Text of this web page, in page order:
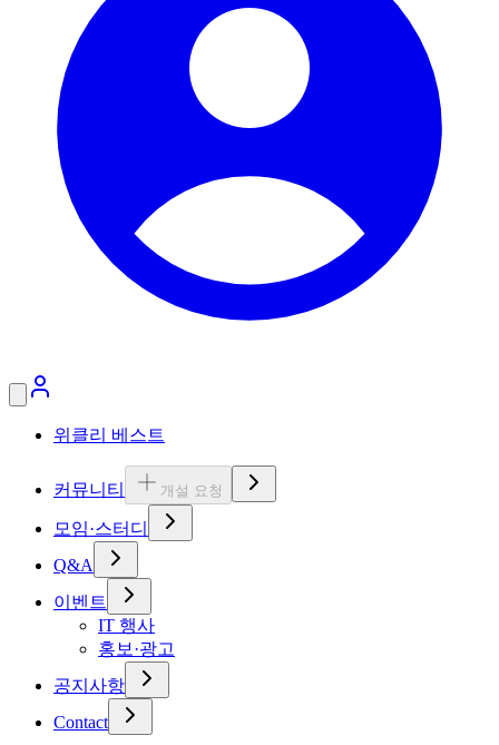
위클리 베스트
커뮤니티 개설 요청
모임·스터디
Q&A
이벤트
IT 행사
홍보·광고
공지사항
Contact